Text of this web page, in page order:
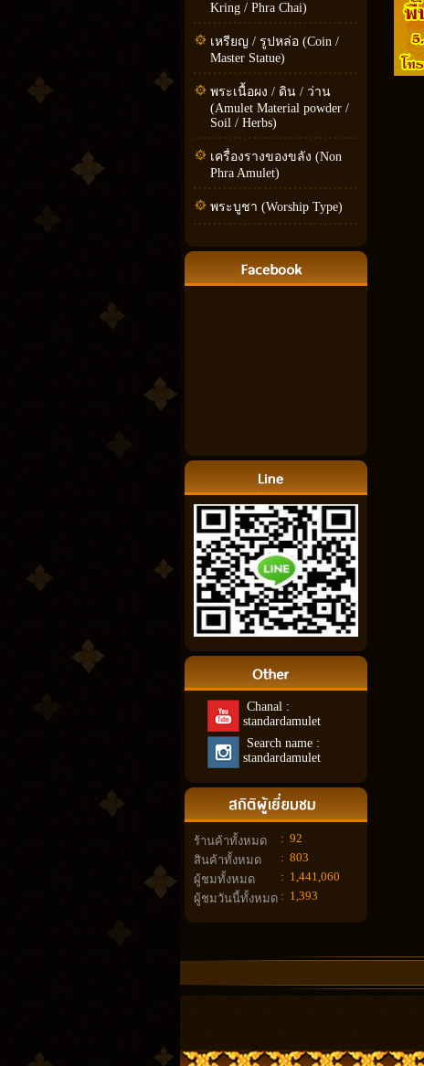
Kring / Phra Chai)
เหรียญ / รูปหล่อ (Coin /
Master Statue)
พระเนื้อผง / ดิน / ว่าน
(Amulet Material powder /
Soil / Herbs)
เครื่องรางของขลัง (Non
Phra Amulet)
พระบูชา (Worship Type)
Chanal :
standardamulet
Search name :
standardamulet
ร้านค้าทั้งหมด : 92
สินค้าทั้งหมด
: 803
ผู้ชมทั้งหมด
: 1,441,060
ผู้ชมวันนี้ทั้งหมด : 1,393